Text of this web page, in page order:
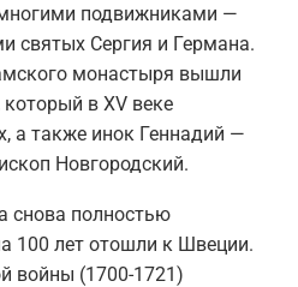
подвижниками —
святых Сергия и Германа.
монастыря вышли
в XV веке
а также инок Геннадий —
Новгородский.
снова полностью
100 лет отошли к Швеции.
войны (1700-1721)